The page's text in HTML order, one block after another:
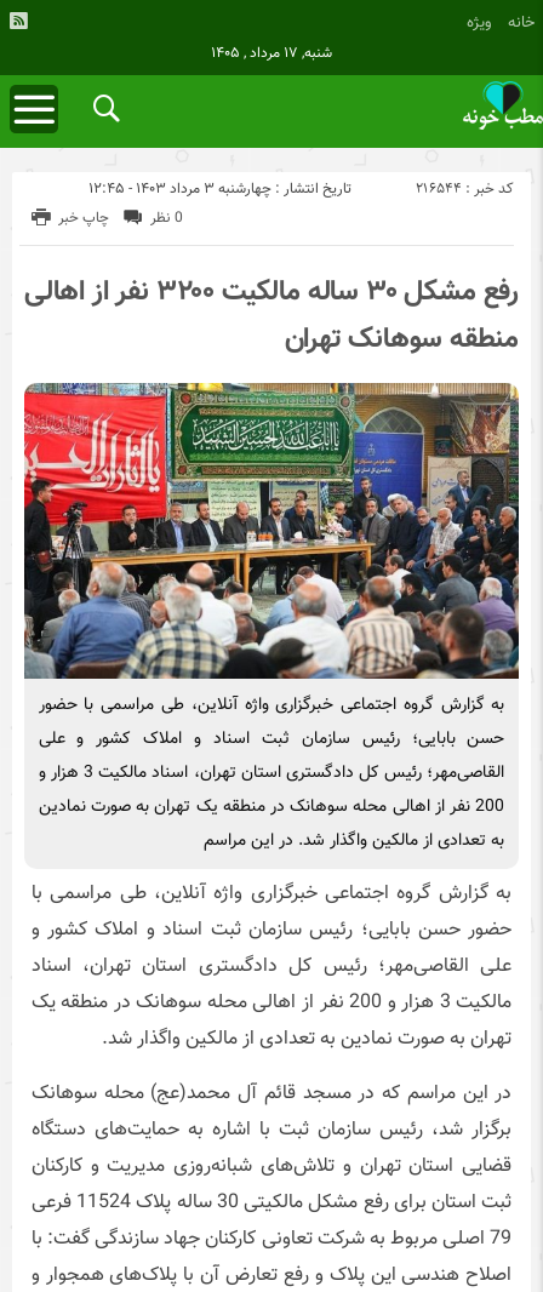
خانه ویژه
شنبه, ۱۷ مرداد , ۱۴۰۵
تاریخ انتشار : چهارشنبه ۳ مرداد ۱۴۰۳ - ۱۲:۴۵ کد خبر : 216544
چاپ خبر 0 نظر
رفع مشکل ۳۰ ساله مالکیت ۳۲۰۰ نفر از اهالی
منطقه سوهانک تهران
به گزارش گروه اجتماعی خبرگزاری واژه آنلاین، طی مراسمی با حضور
حسن بابایی؛ رئیس سازمان ثبت اسناد و املاک کشور و علی
القاصی‌مهر؛ رئیس کل دادگستری استان تهران، اسناد مالکیت 3 هزار و
200 نفر از اهالی محله سوهانک در منطقه یک تهران به صورت نمادین
به تعدادی از مالکین واگذار شد. در این مراسم
به گزارش گروه اجتماعی خبرگزاری واژه آنلاین، طی مراسمی با
حضور حسن بابایی؛ رئیس سازمان ثبت اسناد و املاک کشور و
علی القاصی‌مهر؛ رئیس کل دادگستری استان تهران، اسناد
مالکیت 3 هزار و 200 نفر از اهالی محله سوهانک در منطقه یک
تهران به صورت نمادین به تعدادی از مالکین واگذار شد.
در این مراسم که در مسجد قائم آل محمد(عج) محله سوهانک
برگزار شد، رئیس سازمان ثبت با اشاره به حمایت‌های دستگاه
قضایی استان تهران و تلاش‌های شبانه‌روزی مدیریت و کارکنان
ثبت استان برای رفع مشکل مالکیتی 30 ساله پلاک 11524 فرعی
79 اصلی مربوط به شرکت تعاونی کارکنان جهاد سازندگی گفت: با
اصلاح هندسی این پلاک و رفع تعارض آن با پلاک‌های همجوار و